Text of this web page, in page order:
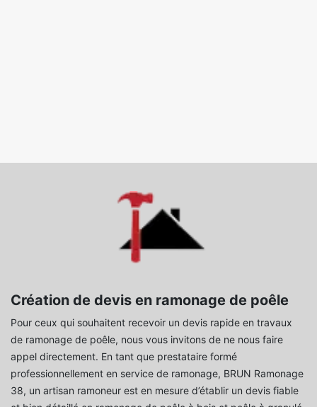
Création de devis en ramonage de poêle
Pour ceux qui souhaitent recevoir un devis rapide en travaux
de ramonage de poêle, nous vous invitons de ne nous faire
appel directement. En tant que prestataire formé
professionnellement en service de ramonage, BRUN Ramonage
38, un artisan ramoneur est en mesure d’établir un devis fiable